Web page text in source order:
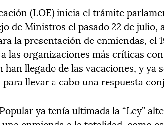
(LOE) inicia el trámite
de Ministros el pasado 22 de julio,
la presentación de enmiendas, el
las organizaciones más críticas
han llegado de las vacaciones, y ya
llevar a cabo una respuesta
ya tenía ultimada la “Ley”